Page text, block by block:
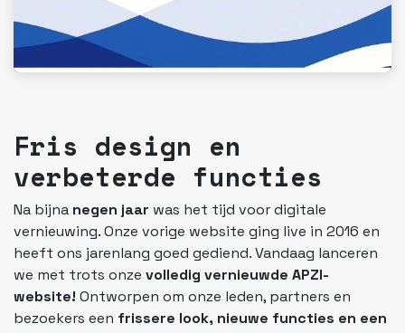
Fris design en
verbeterde functies
Na bijna negen jaar was het tijd voor digitale
vernieuwing. Onze vorige website ging live in 2016 en
heeft ons jarenlang goed gediend. Vandaag lanceren
we met trots onze volledig vernieuwde APZI-
website! Ontworpen om onze leden, partners en
bezoekers een frissere look, nieuwe functies en een